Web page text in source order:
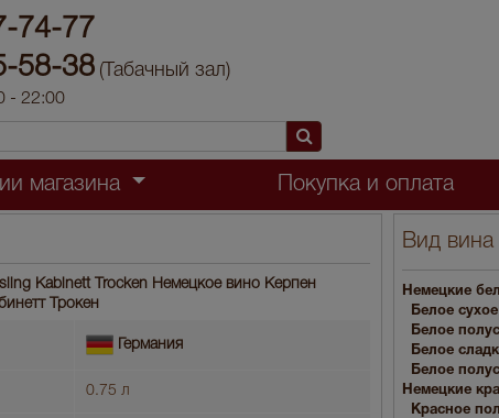
74-77
58-38 (Табачный зал)
- 22:00
магазина Покупка и оплата
Kabinett Trocken Немецкое вино Керпен
Трокен
Германия
0.75 л
Вид вина
Немецкие
Белое сухое
Белое
Белое
Белое
Немецкие
Красное